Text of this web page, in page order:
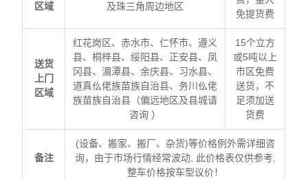
区域
及珠三角周边地区
免提货费
送货
上门
区域
红花岗区、赤水市、仁怀市、遵义
县、桐梓县、绥阳县、正安县、凤
冈县、湄潭县、余庆县、习水县、
道真仫佬族苗族自治县、务川仫佬
族苗族自治县（偏远地区及县城请
咨询 ）
15个立方
或5吨以上
市区免费
送货，不
足须加送
货费
备注
(设备、搬家、搬厂、杂货)等价格例外需详细咨
询，由于市场行情经常波动, 此价格表仅供参考,
整车价格按车型议价！